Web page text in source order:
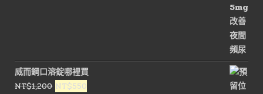
威而鋼口溶錠哪裡買
NT$1,200 原
NT$550